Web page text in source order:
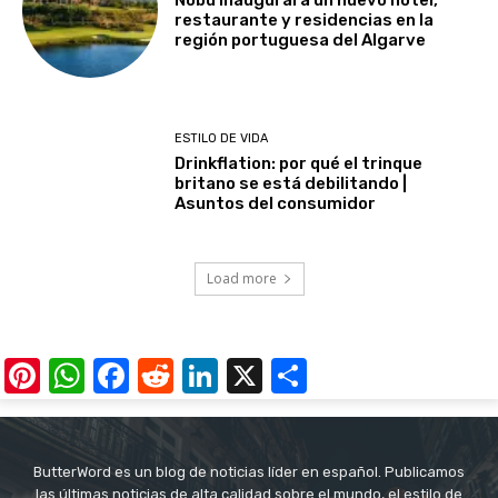
restaurante y residencias en la
región portuguesa del Algarve
ESTILO DE VIDA
Drinkflation: por qué el trinque
britano se está debilitando |
Asuntos del consumidor
Load more
Pinterest
WhatsApp
Facebook
RedditLinkedIn
X
ButterWord es un blog de noticias líder en español. Publicamos
las últimas noticias de alta calidad sobre el mundo, el estilo de